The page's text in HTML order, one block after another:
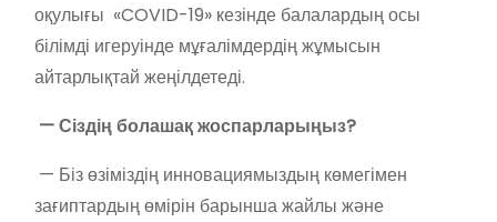
оқулығы «COVID-19» кезінде балалардың осы
білімді игеруінде мұғалімдердің жұмысын
айтарлықтай жеңілдетеді.
— Сіздің болашақ жоспарларыңыз?
— Біз өзіміздің инновациямыздың көмегімен
зағиптардың өмірін барынша жайлы және